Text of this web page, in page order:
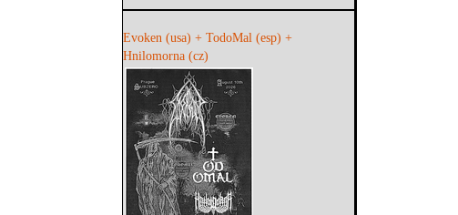
Evoken (usa) + TodoMal (esp) +
Hnilomorna (cz)